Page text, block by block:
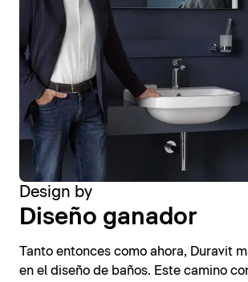
Design by
Diseño ganador
Tanto entonces como ahora, Duravit
en el diseño de baños. Este camino